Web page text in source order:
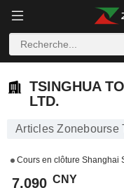
TSINGHUA
LTD.
Articles Zonebourse
Cours en clôture Shanghai
7,090 CNY